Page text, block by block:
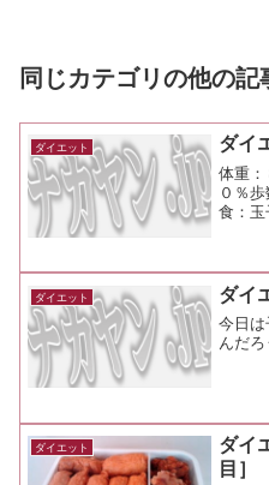
同じカテゴリの他の記
ダイエット ダイ
体重
０％
食：
食：
ダイエット ダイ
今日
んだ
ダイエット
ダイ
目］